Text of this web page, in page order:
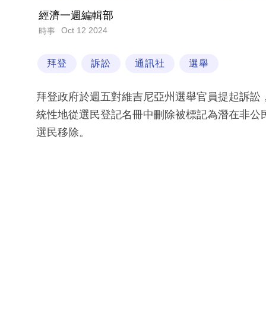
經濟一週編輯部
時事 Oct 12 2024
拜登 訴訟 通訊社 選舉
拜登政府於週五對維吉尼亞州選舉官員提起訴
統性地從選民登記名冊中刪除被標記為潛在非
選民移除。